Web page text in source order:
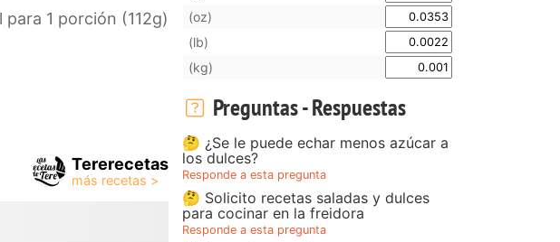
1 porción (112g)
Tererecetas
(oz)
(lb)
(kg)
Preguntas - Respuestas
🤔 ¿Se le puede echar menos azúcar a
los dulces?
Responde a esta pregunta
🤔 Solicito recetas saladas y dulces
para cocinar en la freidora
Responde a esta pregunta